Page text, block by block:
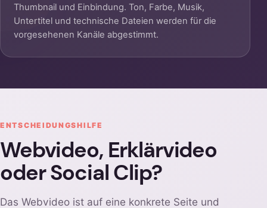
Thumbnail und Einbindung. Ton, Farbe, Musik,
Untertitel und technische Dateien werden für die
vorgesehenen Kanäle abgestimmt.
ENTSCHEIDUNGSHILFE
Webvideo, Erklärvideo
oder Social Clip?
Das Webvideo ist auf eine konkrete Seite und